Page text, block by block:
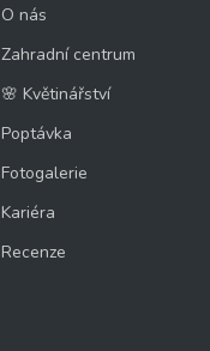
O nás
Zahradní centrum
🌸 Květinářství
Poptávka
Fotogalerie
Kariéra
Recenze